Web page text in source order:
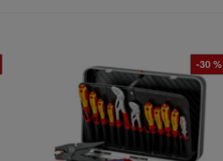
-30 %